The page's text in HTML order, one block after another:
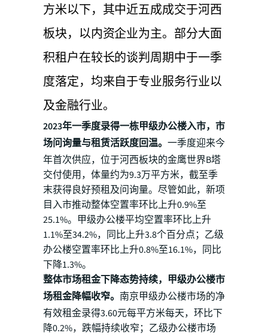
方米以下，其中近五成成交于河西
板块，以内资企业为主。部分大面
积租户在较长的谈判周期中于一季
度落定，均来自于专业服务行业以
及金融行业。
2023年一季度录得一栋甲级办公楼入市，市
场问询量与租赁活跃度回温。 一季度迎来今
年首次供应，位于河西板块的金鹰世界B塔
交付使用，体量约为9.3万平方米，截至季
末获得良好预租及问询量。尽管如此，新项
目入市推动整体空置率环比上升0.9%至
25.1%。甲级办公楼平均空置率环比上升
1.1%至34.2%，同比上升3.8个百分点；乙级
办公楼空置率环比上升0.8%至16.1%，同比
下降1.3%。
整体市场租金下降态势持续，甲级办公楼市
场租金降幅收窄。 南京甲级办公楼市场的净
有效租金录得3.60元每平方米每天，环比下
降0.2%，跌幅持续收窄；乙级办公楼市场